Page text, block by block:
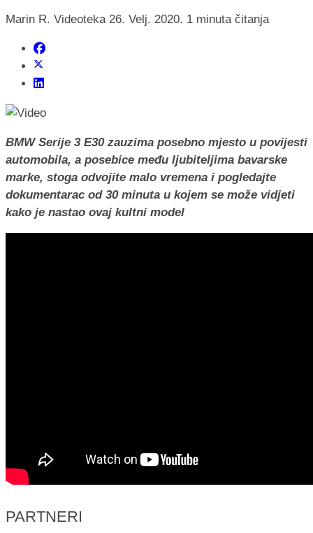
Marin R. Videoteka 26. Velj. 2020. 1 minuta čitanja
BMW Serije 3 E30 zauzima posebno mjesto u povijesti
automobila, a posebice među ljubiteljima bavarske
marke, stoga odvojite malo vremena i pogledajte
dokumentarac od 30 minuta u kojem se može vidjeti
kako je nastao ovaj kultni model
PARTNERI